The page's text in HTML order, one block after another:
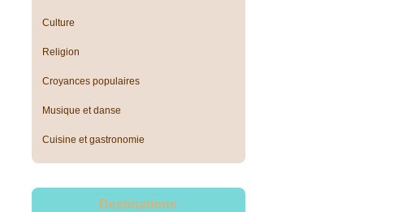
Culture
Religion
Croyances populaires
Musique et danse
Cuisine et gastronomie
Destinations